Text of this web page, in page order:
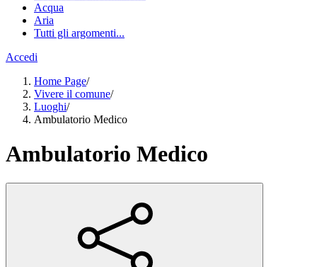
Acqua
Aria
Tutti gli argomenti...
Accedi
Home Page/
Vivere il comune/
Luoghi/
Ambulatorio Medico
Ambulatorio Medico